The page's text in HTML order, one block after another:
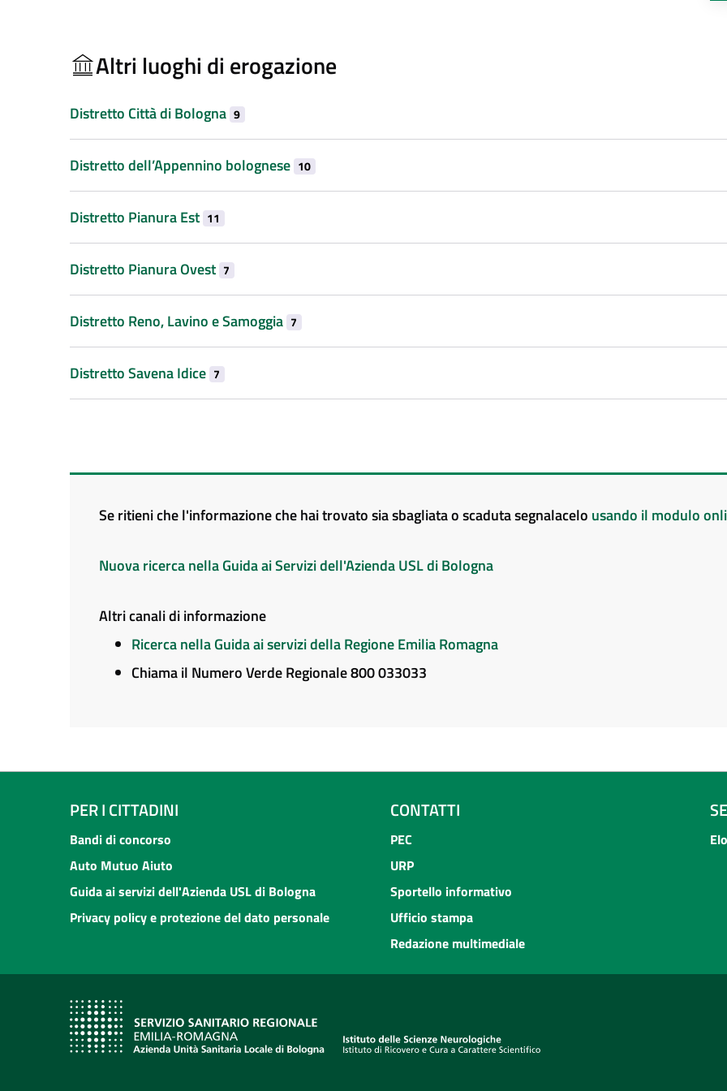
Altri luoghi di erogazione
Distretto Città di Bologna 9
Distretto dell’Appennino bolognese 10
Distretto Pianura Est 11
Distretto Pianura Ovest 7
Distretto Reno, Lavino e Samoggia 7
Distretto Savena Idice 7
Se ritieni che l'informazione che hai trovato sia sbagliata o scaduta segnalacelo usando il modulo
Nuova ricerca nella Guida ai Servizi dell'Azienda USL di Bologna
Altri canali di informazione
Ricerca nella Guida ai servizi della Regione Emilia Romagna
Chiama il Numero Verde Regionale 800 033033
PER I CITTADINI
Bandi di concorso
Auto Mutuo Aiuto
Guida ai servizi dell'Azienda USL di Bologna
Privacy policy e protezione del dato personale
CONTATTI
PEC
URP
Sportello informativo
Ufficio stampa
Redazione multimediale